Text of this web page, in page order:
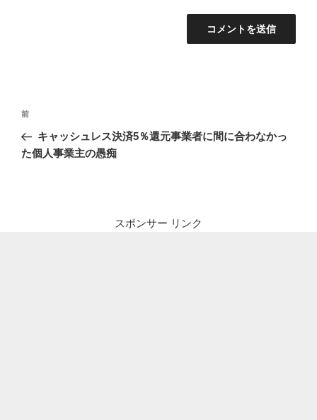
投
ナ
前
の
投
前
キャッシュレス決済5％還元事業者に間に合わなかっ
た個人事業主の愚痴
スポンサー リンク